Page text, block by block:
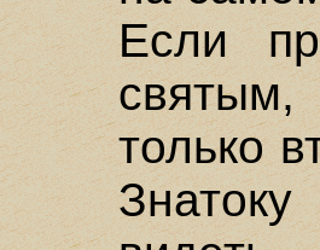
Если
только